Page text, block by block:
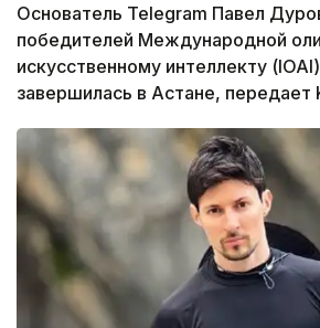
Основатель Telegram Павел
победителей Международной
искусственному интеллекту
завершилась в Астане, передает